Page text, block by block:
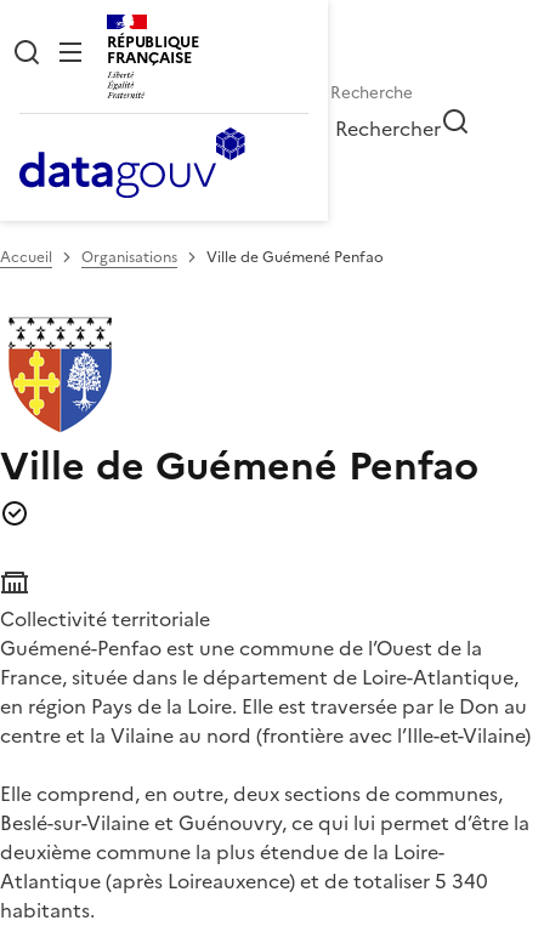
RÉPUBLIQUE
FRANÇAISE
Rechercher
Accueil Organisations Ville de Guémené Penfao
Ville de Guémené Penfao
Collectivité territoriale
Guémené-Penfao est une commune de l’Ouest de la
France, située dans le département de Loire-Atlantique,
en région Pays de la Loire. Elle est traversée par le Don au
centre et la Vilaine au nord (frontière avec l’Ille-et-Vilaine)
Elle comprend, en outre, deux sections de communes,
Beslé-sur-Vilaine et Guénouvry, ce qui lui permet d’être la
deuxième commune la plus étendue de la Loire-
Atlantique (après Loireauxence) et de totaliser 5 340
habitants.